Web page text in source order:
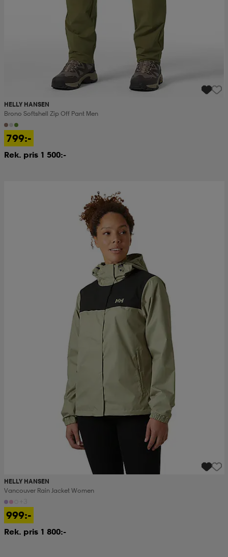
HELLY HANSEN
Brono Softshell Zip Off Pant Men
799:-
Rek. pris 1 500:-
HELLY HANSEN
Vancouver Rain Jacket Women
999:-
Rek. pris 1 800:-